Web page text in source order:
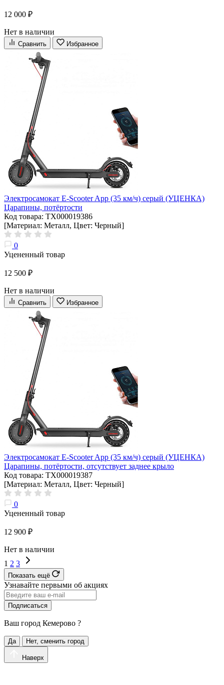
12 000 ₽
Нет в наличии
Сравнить Избранное
Электросамокат E-Scooter App (35 км/ч) серый (УЦЕНКА)
Царапины, потёртости
Код товара: ТХ000019386
[Материал: Металл, Цвет: Черный]
0
Уцененный товар
12 500 ₽
Нет в наличии
Сравнить Избранное
Электросамокат E-Scooter App (35 км/ч) серый (УЦЕНКА)
Царапины, потёртости, отсутствует заднее крыло
Код товара: ТХ000019387
[Материал: Металл, Цвет: Черный]
0
Уцененный товар
12 900 ₽
Нет в наличии
1 2 3
Показать ещё
Узнавайте первыми об акциях
Подписаться
Ваш город Кемерово ?
Да Нет, сменить город
Наверх